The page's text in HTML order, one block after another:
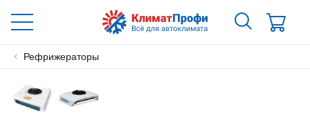
Рефрижераторы